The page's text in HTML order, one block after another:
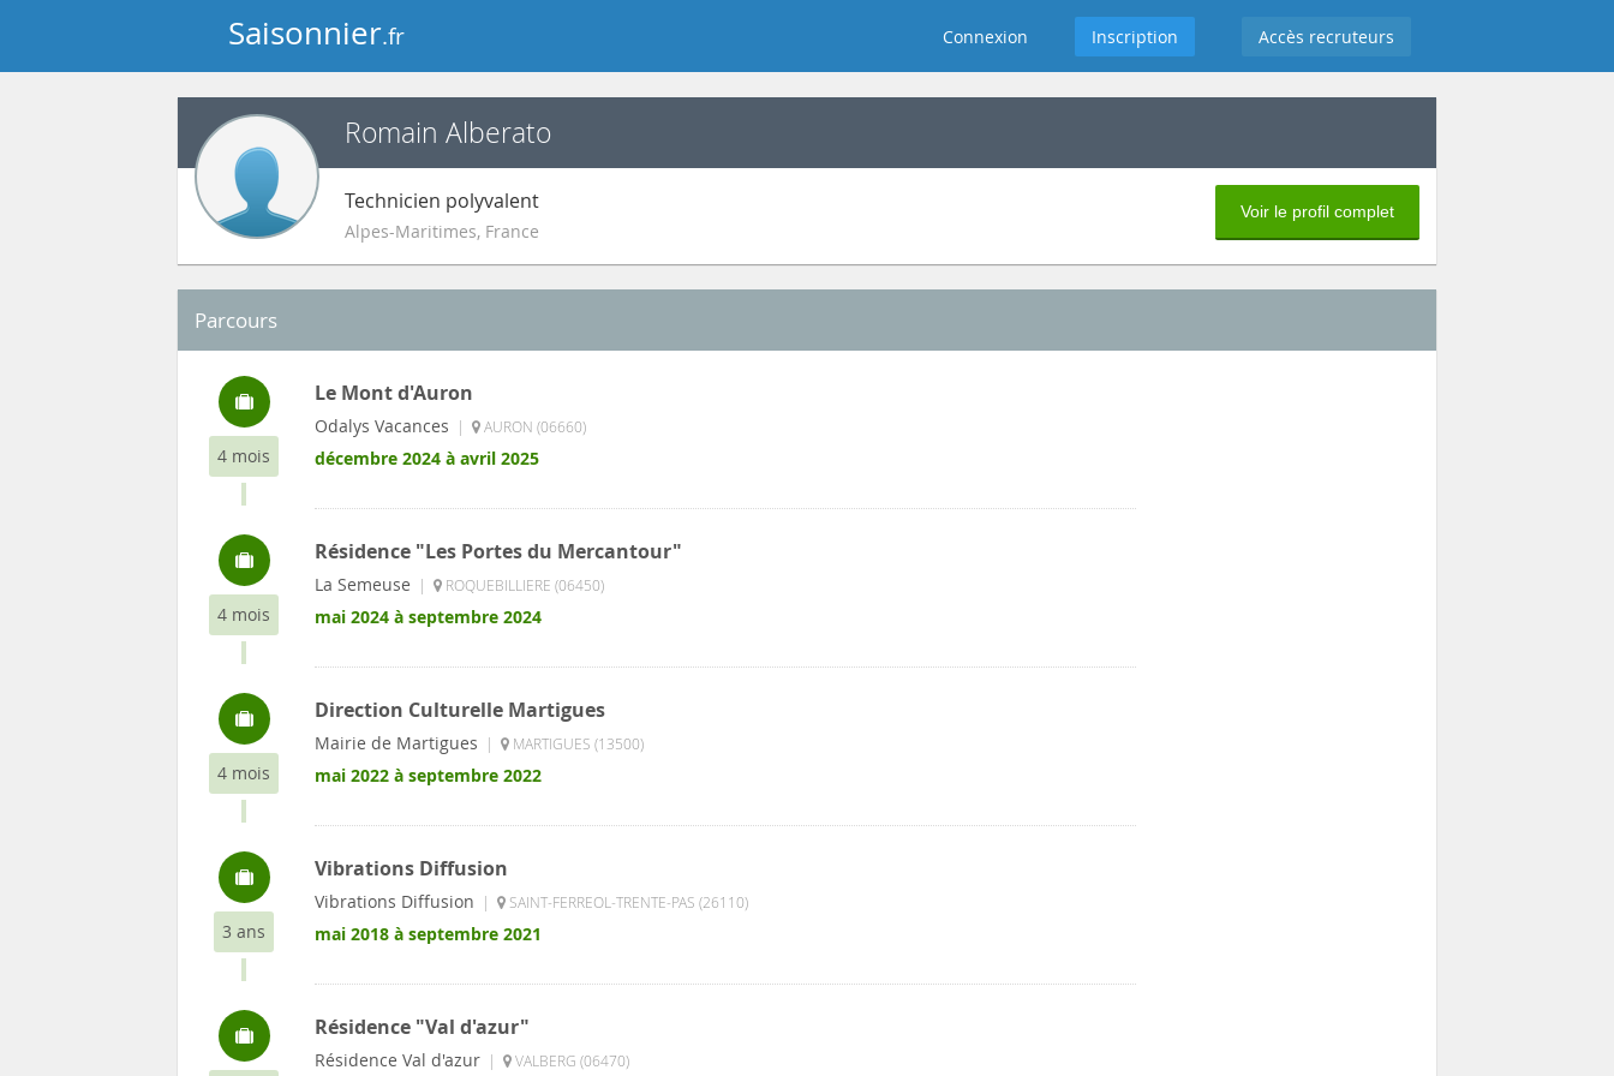
Saisonnier.fr Connexion Inscription Accès recruteurs
Romain Alberato
Technicien polyvalent
Alpes-Maritimes, France
Voir le profil complet
Parcours
4 mois
Le Mont d'Auron
Odalys Vacances | AURON (06660)
décembre 2024 à avril 2025
4 mois
Résidence "Les Portes du Mercantour"
La Semeuse | ROQUEBILLIERE (06450)
mai 2024 à septembre 2024
4 mois
Direction Culturelle Martigues
Mairie de Martigues | MARTIGUES (13500)
mai 2022 à septembre 2022
3 ans
Vibrations Diffusion
Vibrations Diffusion | SAINT-FERREOL-TRENTE-PAS (26110)
mai 2018 à septembre 2021
Résidence "Val d'azur"
Résidence Val d'azur | VALBERG (06470)